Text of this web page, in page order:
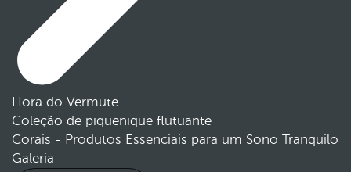
Hora do Vermute
Coleção de piquenique flutuante
Corais - Produtos Essenciais para um Sono Tranquilo
Galeria